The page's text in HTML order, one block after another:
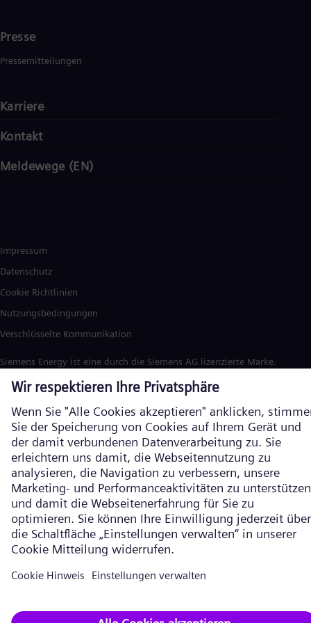
Presse
Pressemitteilungen
Karriere
Kontakt
Meldewege (EN)
Impressum
Datenschutz
Cookie Richtlinien
Nutzungsbedingungen
Verschlüsselte Kommunikation
Siemens Energy ist eine durch die Siemens AG lizenzierte Marke. ©